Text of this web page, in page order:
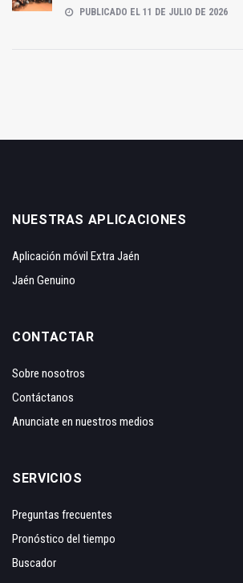
PUBLICADO EL 11 DE JULIO DE 2026
NUESTRAS APLICACIONES
Aplicación móvil Extra Jaén
Jaén Genuino
CONTACTAR
Sobre nosotros
Contáctanos
Anunciate en nuestros medios
SERVICIOS
Preguntas frecuentes
Pronóstico del tiempo
Buscador